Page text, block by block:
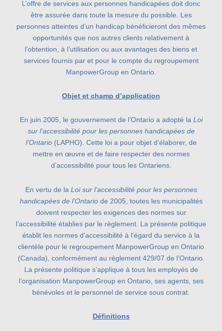
L’offre de services aux personnes handicapées doit donc
être assurée dans toute la mesure du possible. Les
personnes atteintes d’un handicap bénéficieront des mêmes
opportunités que nos autres clients relativement à
l’obtention, à l’utilisation ou aux avantages des biens et
services fournis par et pour le compte du regroupement
ManpowerGroup en Ontario.
Objet et champ d’application
En juin 2005, le gouvernement de l’Ontario a adopté la Loi
sur l’accessibilité pour les personnes handicapées de
l’Ontario(LAPHO). Cette loi a pour objet d’élaborer, de
mettre en œuvre et de faire respecter des normes
d’accessibilité pour tous les Ontariens.
En vertu de la Loi sur l’accessibilité pour les personnes
handicapées de l’Ontariode 2005, toutes les municipalités
doivent respecter les exigences des normes sur
l’accessibilité établies par le règlement. La présente politique
établit les normes d’accessibilité à l’égard du service à la
clientèle pour le regroupement ManpowerGroup en Ontario
(Canada), conformément au règlement 429/07 de l’Ontario.
La présente politique s’applique à tous les employés de
l’organisation ManpowerGroup en Ontario, ses agents, ses
bénévoles et le personnel de service sous contrat.
Définitions